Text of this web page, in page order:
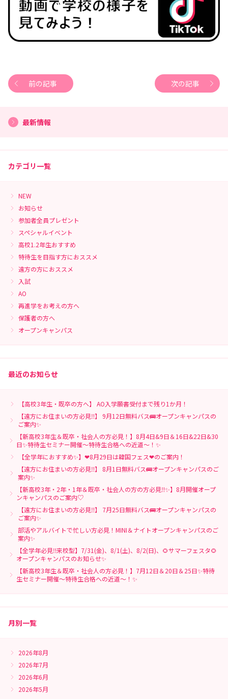
前の記事 次の記事
最新情報
カテゴリ一覧
NEW
お知らせ
参加者全員プレゼント
スペシャルイベント
高校1.2年生おすすめ
特待生を目指す方におススメ
遠方の方におススメ
入試
AO
再進学をお考えの方へ
保護者の方へ
オープンキャンパス
最近のお知らせ
【高校3年生・既卒の方へ】 AO入学願書受付まで残り1か月！
【遠方にお住まいの方必見‼】 9月12日無料バス🚌オープンキャンパスの
ご案内✨
【新高校3年生＆既卒・社会人の方必見！】8月4日&9日＆16日&22日&30
日✨特待生セミナー開催～特待生合格への近道～！✨
【全学年におすすめ✨】❤8月29日は韓国フェス❤のご案内！
【遠方にお住まいの方必見‼】 8月1日無料バス🚌オープンキャンパスのご
案内✨
【新高校3年・2年・1年＆既卒・社会人の方の方必見‼✨】8月開催オープ
ンキャンパスのご案内♡
【遠方にお住まいの方必見‼】 7月25日無料バス🚌オープンキャンパスの
ご案内✨
部活やアルバイトで忙しい方必見！MINI＆ナイトオープンキャンパスのご
案内✨
【全学年必見‼来校型】7/31(金)、8/1(土)、8/2(日)、🌻サマーフェスタ🌻
オープンキャンパスのお知らせ✨
【新高校3年生＆既卒・社会人の方必見！】7月12日＆20日＆25日✨特待
生セミナー開催～特待生合格への近道～！✨
月別一覧
2026年8月
2026年7月
2026年6月
2026年5月